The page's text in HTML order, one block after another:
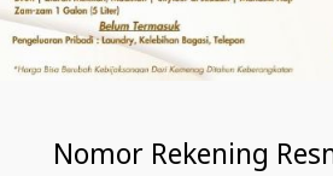
Nomor Rekening